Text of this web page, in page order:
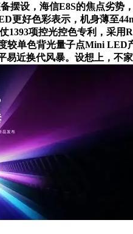
摆设，海信E8S的焦点劣势
更好色彩表示，机身薄至
项控光控色专利，采用
较单色背光量子点Mini LED
易近换代风暴。设想上，不